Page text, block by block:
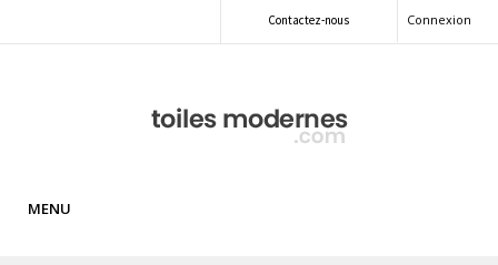
Connexion
Contactez-nous
MENU